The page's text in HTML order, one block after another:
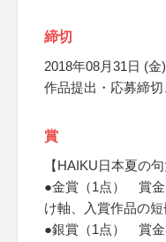
締切
2018年08月31日 (金)
作品提出・応募締
賞
【HAIKU日本夏の句
●金賞（1点） 賞金
け軸、入賞作品の短
●銀賞（1点） 賞金